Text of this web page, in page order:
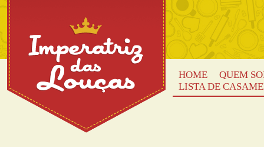
HOME
QUEM
LISTA DE